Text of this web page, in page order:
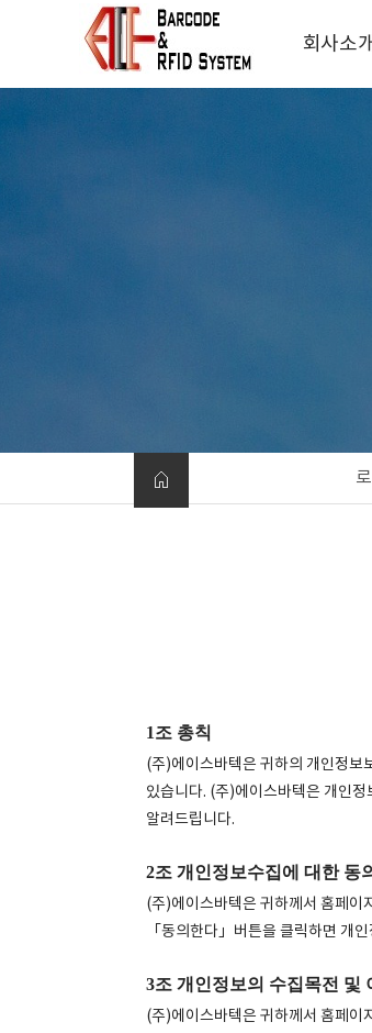
회사소개
1조 총칙
(주)에이스바텍은 귀하의 개인정보
있습니다. (주)에이스바텍은 개인
알려드립니다.
2조 개인정보수집에 대한 동
(주)에이스바텍은 귀하께서 홈페
「동의한다」버튼을 클릭하면 개
3조 개인정보의 수집목전 및
(주)에이스바텍은 귀하께서 홈페